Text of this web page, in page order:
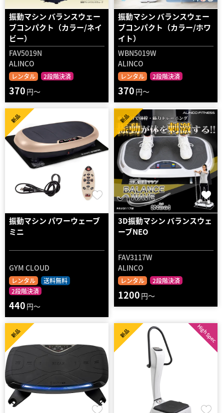
振動マシン バランスウェー
ブコンパクト（カラー/ネイ
ビー）
FAV5019N
ALINCO
レンタル 2段階決済
370 円～
振動マシン バランスウェー
ブコンパクト（カラー/ホワ
イト）
WBN5019W
ALINCO
レンタル 2段階決済
370 円～
振動マシン パワーウェーブ
ミニ
GYM CLOUD
レンタル
送料無料
2段階決済
新品
440 円～
3D振動マシン バランスウェ
ーブNEO
FAV3117W
ALINCO
レンタル 2段階決済
新品
1200 円～
新品 High Spec
新品